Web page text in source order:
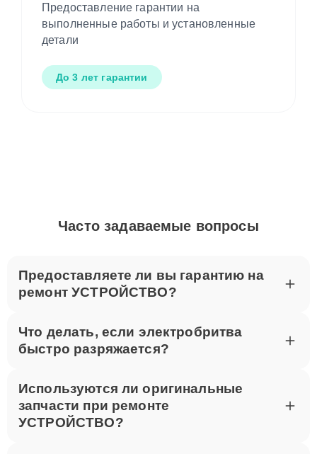
Предоставление гарантии на
выполненные работы и установленные
детали
До 3 лет гарантии
Часто задаваемые вопросы
Предоставляете ли вы гарантию на
ремонт УСТРОЙСТВО?
Что делать, если электробритва
быстро разряжается?
Используются ли оригинальные
запчасти при ремонте
УСТРОЙСТВО?